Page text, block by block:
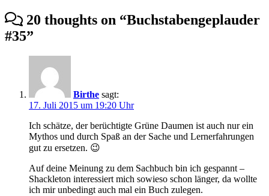
20 thoughts on “Buchstabengeplauder
#35”
Birthe sagt:
17. Juli 2015 um 19:20 Uhr
Ich schätze, der berüchtigte Grüne Daumen ist auch nur ein
Mythos und durch Spaß an der Sache und Lernerfahrungen
gut zu ersetzen. 😉
Auf deine Meinung zu dem Sachbuch bin ich gespannt –
Shackleton interessiert mich sowieso schon länger, da wollte
ich mir unbedingt auch mal ein Buch zulegen.